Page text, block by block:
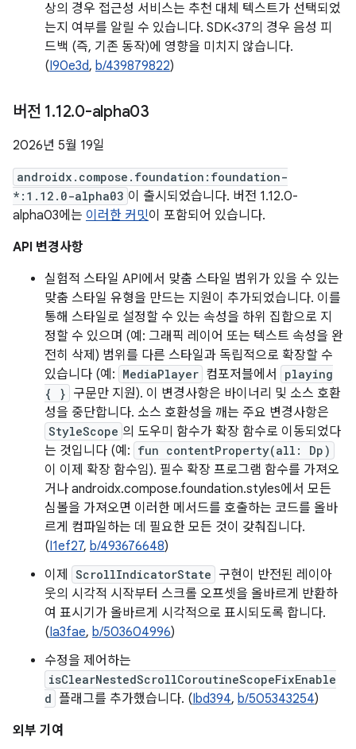
상의 경우 접근성 서비스는 추천 대체 텍스트가 선택되었
는지 여부를 알릴 수 있습니다. SDK<37의 경우 음성 피
드백 (즉, 기존 동작)에 영향을 미치지 않습니다.
(I90e3d, b/439879822)
버전 1.12.0-alpha03
2026년 5월 19일
androidx.compose.foundation:foundation-
*:1.12.0-alpha03 이 출시되었습니다. 버전 1.12.0-
alpha03에는 이러한 커밋이 포함되어 있습니다.
API 변경사항
실험적 스타일 API에서 맞춤 스타일 범위가 있을 수 있는
맞춤 스타일 유형을 만드는 지원이 추가되었습니다. 이를
통해 스타일로 설정할 수 있는 속성을 하위 집합으로 지
정할 수 있으며 (예: 그래픽 레이어 또는 텍스트 속성을 완
전히 삭제) 범위를 다른 스타일과 독립적으로 확장할 수
있습니다 (예: MediaPlayer 컴포저블에서
playing
{ } 구문만 지원). 이 변경사항은 바이너리 및 소스 호환
성을 중단합니다. 소스 호환성을 깨는 주요 변경사항은
StyleScope 의 도우미 함수가 확장 함수로 이동되었다
는 것입니다 (예: fun contentProperty(all: Dp)
이 이제 확장 함수임). 필수 확장 프로그램 함수를 가져오
거나 androidx.compose.foundation.styles에서 모든
심볼을 가져오면 이러한 메서드를 호출하는 코드를 올바
르게 컴파일하는 데 필요한 모든 것이 갖춰집니다.
(I1ef27, b/493676648)
이제
ScrollIndicatorState 구현이 반전된 레이아
웃의 시각적 시작부터 스크롤 오프셋을 올바르게 반환하
여 표시기가 올바르게 시각적으로 표시되도록 합니다.
(Ia3fae, b/503604996)
수정을 제어하는
isClearNestedScrollCoroutineScopeFixEnable
d 플래그를 추가했습니다. (Ibd394, b/505343254)
외부 기여